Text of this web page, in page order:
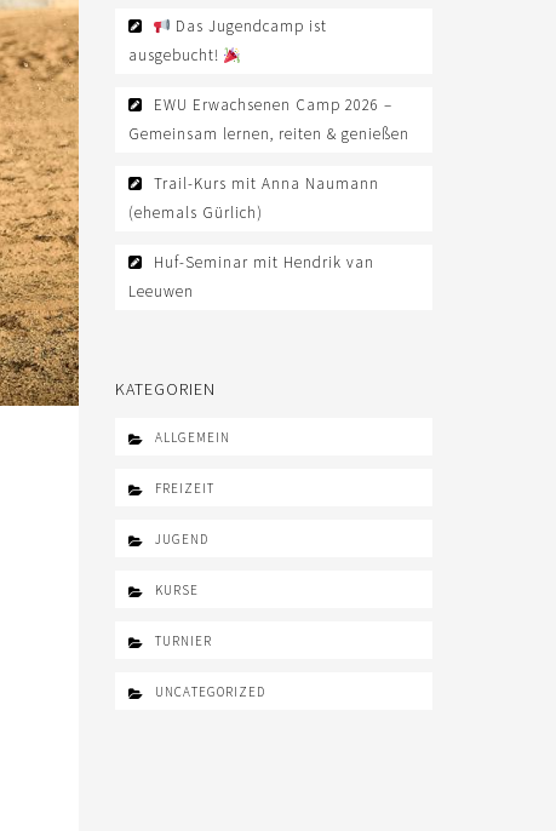
Das Jugendcamp ist
ausgebucht!
EWU Erwachsenen Camp 2026 –
Gemeinsam lernen, reiten & genießen
Trail-Kurs mit Anna Naumann
(ehemals Gürlich)
Huf-Seminar mit Hendrik van
Leeuwen
KATEGORIEN
ALLGEMEIN
FREIZEIT
JUGEND
KURSE
TURNIER
UNCATEGORIZED